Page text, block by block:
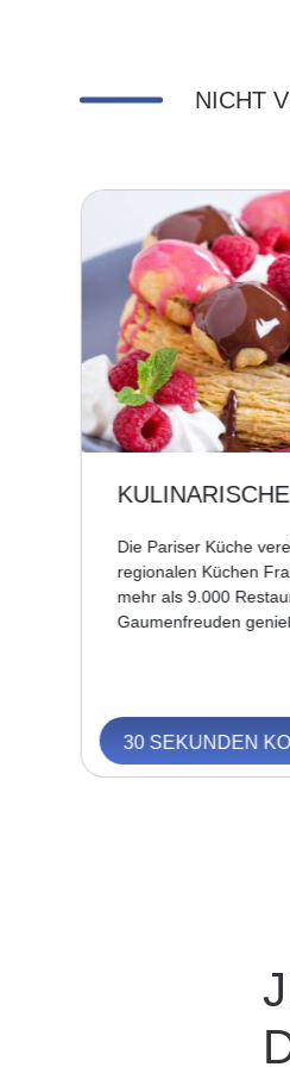
NICHT
Die Pariser Küche
regionalen Küchen
mehr als 9.000
Gaumenfreuden
30 SEKUNDEN